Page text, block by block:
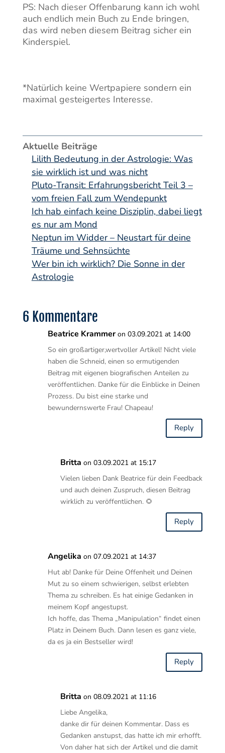
PS: Nach dieser Offenbarung kann ich wohl
auch endlich mein Buch zu Ende bringen,
das wird neben diesem Beitrag sicher ein
Kinderspiel.
*Natürlich keine Wertpapiere sondern ein
maximal gesteigertes Interesse.
Aktuelle Beiträge
Lilith Bedeutung in der Astrologie: Was
sie wirklich ist und was nicht
Pluto-Transit: Erfahrungsbericht Teil 3 –
vom freien Fall zum Wendepunkt
Ich hab einfach keine Disziplin, dabei liegt
es nur am Mond
Neptun im Widder – Neustart für deine
Träume und Sehnsüchte
Wer bin ich wirklich? Die Sonne in der
Astrologie
6 Kommentare
Beatrice Krammer on 03.09.2021 at 14:00
So ein großartiger,wertvoller Artikel! Nicht viele
haben die Schneid, einen so ermutigenden
Beitrag mit eigenen biografischen Anteilen zu
veröffentlichen. Danke für die Einblicke in Deinen
Prozess. Du bist eine starke und
bewundernswerte Frau! Chapeau!
Reply
Britta on 03.09.2021 at 15:17
Vielen lieben Dank Beatrice für dein Feedback
und auch deinen Zuspruch, diesen Beitrag
wirklich zu veröffentlichen. 🌻
Reply
Angelika on 07.09.2021 at 14:37
Hut ab! Danke für Deine Offenheit und Deinen
Mut zu so einem schwierigen, selbst erlebten
Thema zu schreiben. Es hat einige Gedanken in
meinem Kopf angestupst.
Ich hoffe, das Thema „Manipulation“ findet einen
Platz in Deinem Buch. Dann lesen es ganz viele,
da es ja ein Bestseller wird!
Reply
Britta on 08.09.2021 at 11:16
Liebe Angelika,
danke dir für deinen Kommentar. Dass es
Gedanken anstupst, das hatte ich mir erhofft.
Von daher hat sich der Artikel und die damit